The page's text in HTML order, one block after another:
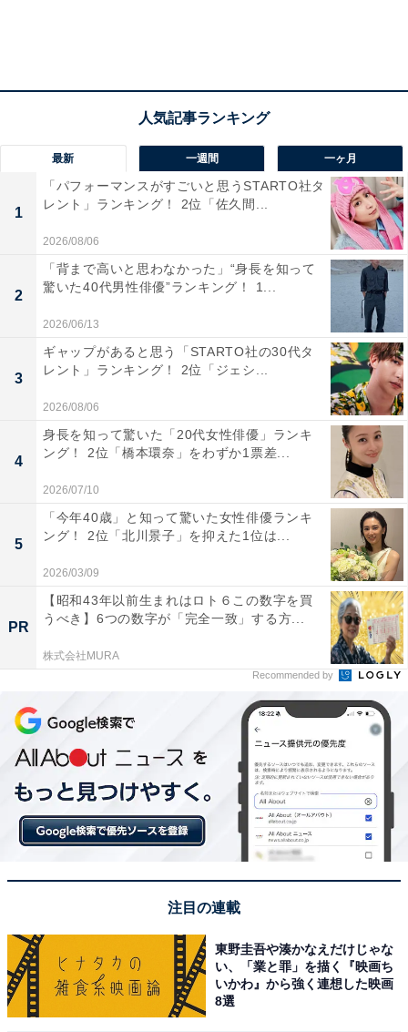
こちらもおすすめ
女性が選ぶ「首都圏の住みたい街」ランキン
グ！ 2位は「浦安」「高円寺」、1位は？
最新 一週間 一ヶ月
1
「パフォーマンスがすごいと思うSTARTO社タ
レント」ランキング！ 2位「佐久間...
2026/08/06
2
「背まで高いと思わなかった」“身長を知って
驚いた40代男性俳優”ランキング！ 1...
2026/06/13
3
ギャップがあると思う「STARTO社の30代タ
レント」ランキング！ 2位「ジェシ...
2026/08/06
4
身長を知って驚いた「20代女性俳優」ランキ
ング！ 2位「橋本環奈」をわずか1票差...
2026/07/10
5
「今年40歳」と知って驚いた女性俳優ランキ
ング！ 2位「北川景子」を抑えた1位は...
2026/03/09
PR
【昭和43年以前生まれはロト６この数字を買
うべき】6つの数字が「完全一致」する方...
株式会社MURA
Recommended by
注目の連載
東野圭吾や湊かなえだけじゃな
い、「業と罪」を描く『映画ち
いかわ』から強く連想した映画
8選